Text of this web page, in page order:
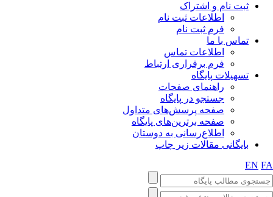
ثبت نام و اشتراک
اطلاعات ثبت نام
فرم ثبت نام
تماس با ما
اطلاعات تماس
فرم برقراری ارتباط
تسهیلات پایگاه
راهنمای صفحات
جستجو در پایگاه
صفحه پرسش‌های متداول
صفحه برترین‌های پایگاه
اطلاع‌رسانی به دوستان
بایگانی مقالات زیر چاپ
EN